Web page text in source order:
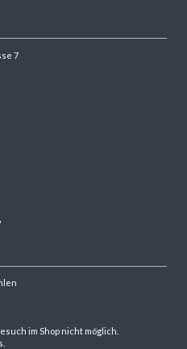
7
im Shop nicht möglich.